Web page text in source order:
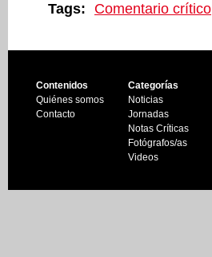
Tags: Comentario crítico
Contenidos
Quiénes somos
Contacto
Categorías
Noticias
Jornadas
Notas Críticas
Fotógrafos/as
Videos